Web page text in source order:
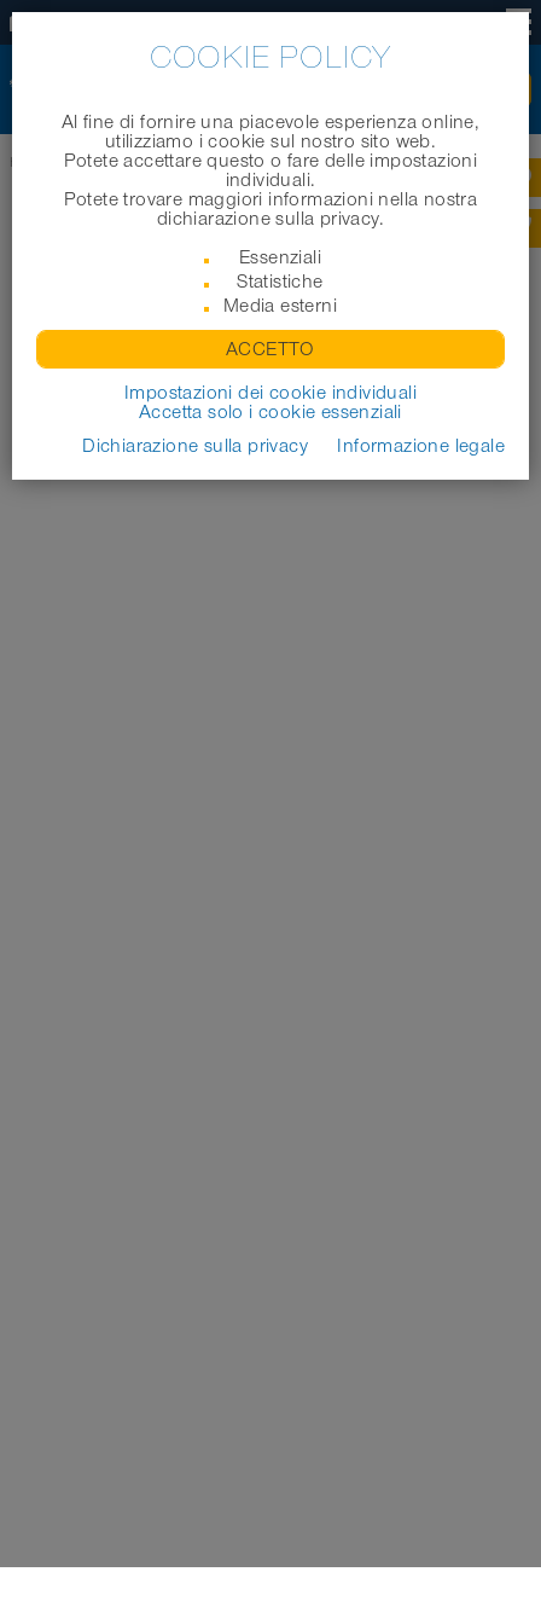
Home Notizie|NORRES unterstützt Arche Noah
COOKIE POLICY
Al fine di fornire una piacevole esperienza online,
utilizziamo i cookie sul nostro sito web.
Potete accettare questo o fare delle impostazioni
individuali.
Potete trovare maggiori informazioni nella nostra
dichiarazione sulla privacy.
Essenziali
Statistiche
Media esterni
ACCETTO
Impostazioni dei cookie individuali
Accetta solo i cookie essenziali
Dichiarazione sulla privacy
Informazione legale